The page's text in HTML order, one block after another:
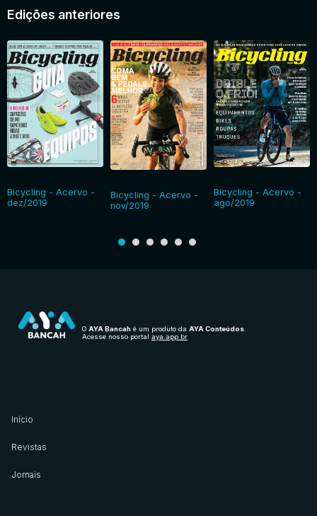
Edições anteriores
Bicycling - Acervo -
dez/2019
Bicycling - Acervo -
nov/2019
Bicycling - Acervo -
ago/2019
O AYA Bancah é um produto da AYA Conteúdos
Acesse nosso portal aya.app.br
Início
Revistas
Jornais